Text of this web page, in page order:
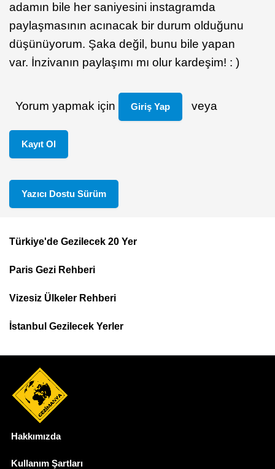
adamın bile her saniyesini instagramda
paylaşmasının acınacak bir durum olduğunu
düşünüyorum. Şaka değil, bunu bile yapan
var. İnzivanın paylaşımı mı olur kardeşim! : )
Yorum yapmak için Giriş Yap veya
Kayıt Ol
Yazıcı Dostu Sürüm
Top
Menu
Türkiye'de Gezilecek 20 Yer
Paris Gezi Rehberi
Vizesiz Ülkeler Rehberi
İstanbul Gezilecek Yerler
Hakkımızda
Kullanım Şartları